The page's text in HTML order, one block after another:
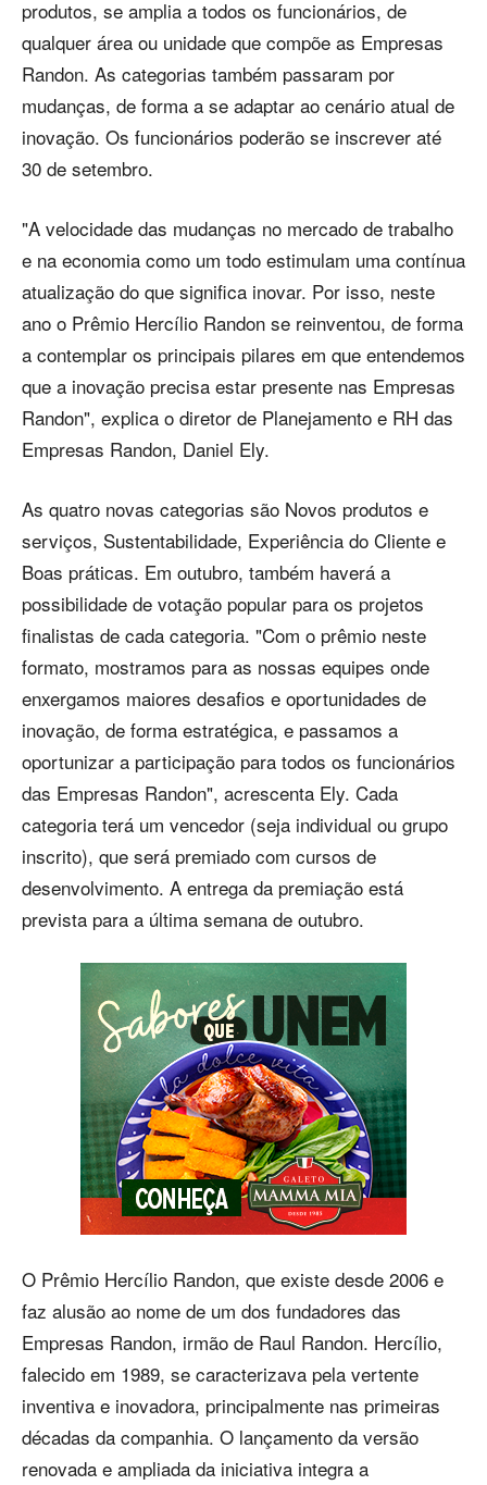
produtos, se amplia a todos os funcionários, de
qualquer área ou unidade que compõe as Empresas
Randon. As categorias também passaram por
mudanças, de forma a se adaptar ao cenário atual de
inovação. Os funcionários poderão se inscrever até
30 de setembro.
"A velocidade das mudanças no mercado de trabalho
e na economia como um todo estimulam uma contínua
atualização do que significa inovar. Por isso, neste
ano o Prêmio Hercílio Randon se reinventou, de forma
a contemplar os principais pilares em que entendemos
que a inovação precisa estar presente nas Empresas
Randon", explica o diretor de Planejamento e RH das
Empresas Randon, Daniel Ely.
As quatro novas categorias são Novos produtos e
serviços, Sustentabilidade, Experiência do Cliente e
Boas práticas. Em outubro, também haverá a
possibilidade de votação popular para os projetos
finalistas de cada categoria. "Com o prêmio neste
formato, mostramos para as nossas equipes onde
enxergamos maiores desafios e oportunidades de
inovação, de forma estratégica, e passamos a
oportunizar a participação para todos os funcionários
das Empresas Randon", acrescenta Ely. Cada
categoria terá um vencedor (seja individual ou grupo
inscrito), que será premiado com cursos de
desenvolvimento. A entrega da premiação está
prevista para a última semana de outubro.
O Prêmio Hercílio Randon, que existe desde 2006 e
faz alusão ao nome de um dos fundadores das
Empresas Randon, irmão de Raul Randon. Hercílio,
falecido em 1989, se caracterizava pela vertente
inventiva e inovadora, principalmente nas primeiras
décadas da companhia. O lançamento da versão
renovada e ampliada da iniciativa integra a